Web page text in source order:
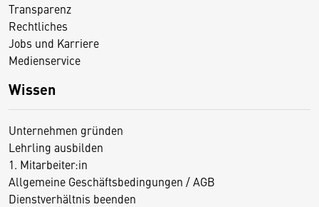
Transparenz
Rechtliches
Jobs und Karriere
Medienservice
Wissen
Unternehmen gründen
Lehrling ausbilden
1. Mitarbeiter:in
Allgemeine Geschäftsbedingungen / AGB
Dienstverhältnis beenden